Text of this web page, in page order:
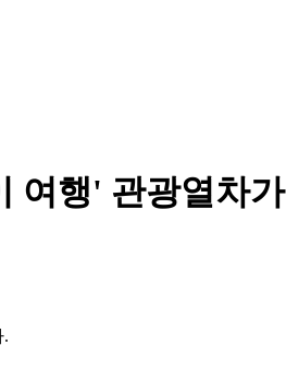
여행' 관광열차
.